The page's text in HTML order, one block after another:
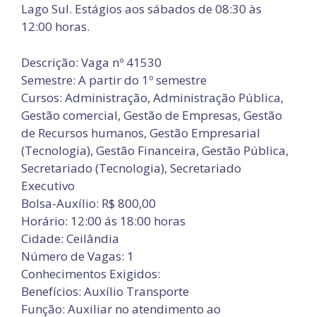
Lago Sul. Estágios aos sábados de 08:30 às
12:00 horas.
Descrição: Vaga nº 41530
Semestre: A partir do 1º semestre
Cursos: Administração, Administração Pública,
Gestão comercial, Gestão de Empresas, Gestão
de Recursos humanos, Gestão Empresarial
(Tecnologia), Gestão Financeira, Gestão Pública,
Secretariado (Tecnologia), Secretariado
Executivo
Bolsa-Auxílio: R$ 800,00
Horário: 12:00 ás 18:00 horas
Cidade: Ceilândia
Número de Vagas: 1
Conhecimentos Exigidos:
Benefícios: Auxílio Transporte
Função: Auxiliar no atendimento ao